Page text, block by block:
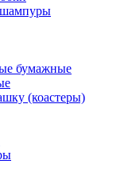
бумажные
(коастеры)